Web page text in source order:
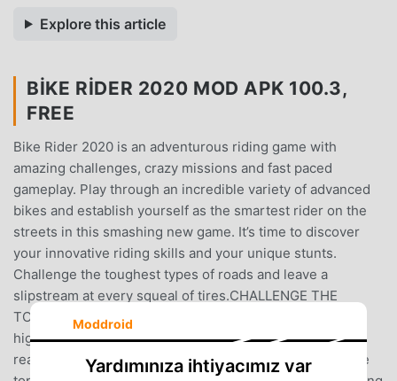
Explore this article
BIKE RIDER 2020 MOD APK 100.3,
FREE
Bike Rider 2020 is an adventurous riding game with
amazing challenges, crazy missions and fast paced
gameplay. Play through an incredible variety of advanced
bikes and establish yourself as the smartest rider on the
streets in this smashing new game. It’s time to discover
your innovative riding skills and your unique stunts.
Challenge the toughest types of roads and leave a
slipstream at every squeal of tires.CHALLENGE THE
TOUGHTEST ROADSAccelerate your motorbike to the
highest speed, survive without falling off the path and
reach the finish line within the shortest time to be on the
Moddroid
Yardımınıza ihtiyacımız var